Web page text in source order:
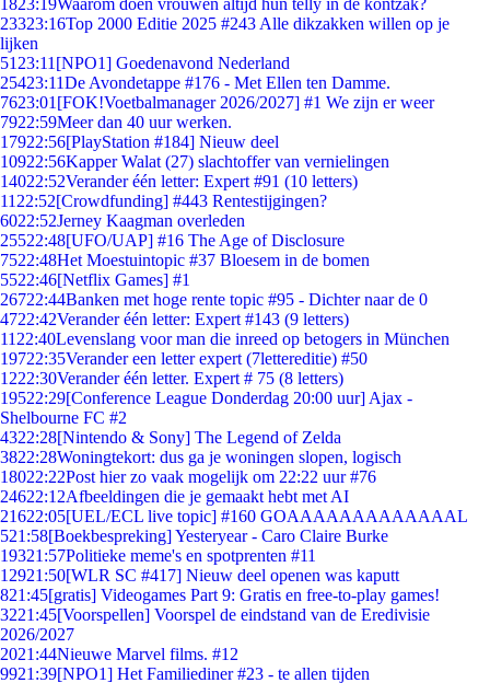
1823:19Waarom doen vrouwen altijd hun telly in de kontzak?
23323:16Top 2000 Editie 2025 #243 Alle dikzakken willen op je
lijken
51 23:11 [NPO1] Goedenavond Nederland
25423:11De Avondetappe #176 - Met Ellen ten Damme.
7623:01 [FOK!Voetbalmanager 2026/2027] #1 We zijn er weer
7922:59Meer dan 40 uur werken.
17922:56[PlayStation #184] Nieuw deel
10922:56Kapper Walat (27) slachtoffer van vernielingen
14022:52Verander één letter: Expert #91 (10 letters)
11 22:52[Crowdfunding] #443 Rentestijgingen?
6022:52Jerney Kaagman overleden
25522:48[UFO/UAP] #16 The Age of Disclosure
7522:48Het Moestuintopic #37 Bloesem in de bomen
5522:46[Netflix Games] #1
26722:44Banken met hoge rente topic #95 - Dichter naar de 0
4722:42Verander één letter: Expert #143 (9 letters)
11 22:40Levenslang voor man die inreed op betogers in München
19722:35Verander een letter expert (7lettereditie) #50
1222:30Verander één letter. Expert # 75 (8 letters)
19522:29[Conference League Donderdag 20:00 uur] Ajax -
Shelbourne FC #2
4322:28[Nintendo & Sony] The Legend of Zelda
3822:28Woningtekort: dus ga je woningen slopen, logisch
18022:22Post hier zo vaak mogelijk om 22:22 uur #76
24622:12Afbeeldingen die je gemaakt hebt met AI
21622:05[UEL/ECL live topic] #160 GOAAAAAAAAAAAAAL
521:58[Boekbespreking] Yesteryear - Caro Claire Burke
19321:57Politieke meme's en spotprenten #11
12921:50[WLR SC #417] Nieuw deel openen was kaputt
821:45[gratis] Videogames Part 9: Gratis en free-to-play games!
3221:45[Voorspellen] Voorspel de eindstand van de Eredivisie
2026/2027
2021:44Nieuwe Marvel films. #12
9921:39[NPO1] Het Familiediner #23 - te allen tijden